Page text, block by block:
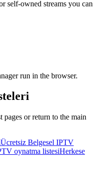
self-owned streams you can
run in the browser.
or return to the main
Ücretsiz Belgesel IPTV
oynatma listesiHerkese